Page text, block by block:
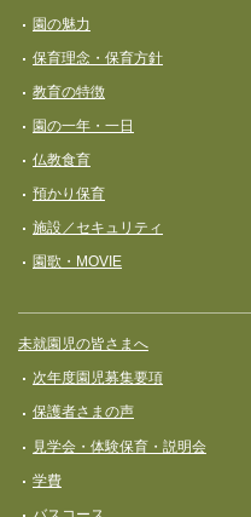
ビ
ゲ
ー
シ
ョ
ン
園の魅力
保育理念・保育⽅針
教育の特徴
園の一年・一日
仏教食育
預かり保育
施設／セキュリティ
園歌・MOVIE
未就園児の皆さまへ
次年度園児募集要項
保護者さまの声
見学会・体験保育・説明会
学費